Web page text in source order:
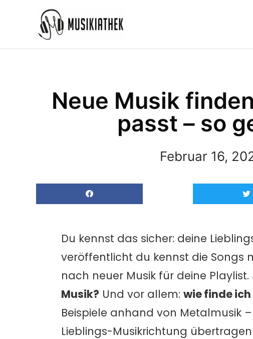
Neue Musik
passt – so
Februar 16,
Du kennst das sicher: deine
veröffentlicht du kennst die Songs
nach neuer Musik für deine
Musik? Und vor allem: wie finde
Beispiele anhand von Metalmusik
Lieblings-Musikrichtung übertragen